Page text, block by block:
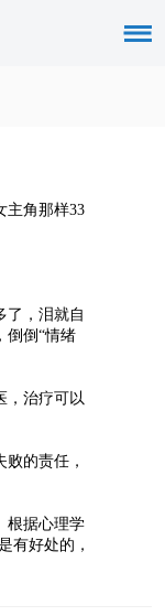
主角那样33
了，泪就自
倒倒“情绪
，治疗可以
的责任，
根据心理学
有好处的，